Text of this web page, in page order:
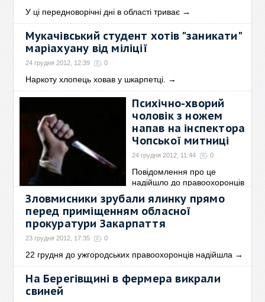
У ці передноворічні дні в області триває →
Мукачівський студент хотів "заникати"
маріахуану від міліції
24 грудня 2012, 12:39 0
Наркоту хлопець ховав у шкарпетці. →
Психічно-хворий
чоловік з ножем
напав на інспектора
Чопської митниці
24 грудня 2012, 11:44 0
Повідомлення про це
надійшло до правоохоронців
Зловмисники зрубали ялинку прямо
перед приміщенням обласної
прокуратури Закарпаття
23 грудня 2012, 17:35 0
22 грудня до ужгородських правоохоронців надійшла →
На Берегівщині в фермера викрали
свиней